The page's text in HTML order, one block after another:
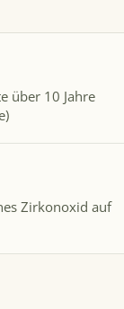
über 10 Jahre
Zirkonoxid auf